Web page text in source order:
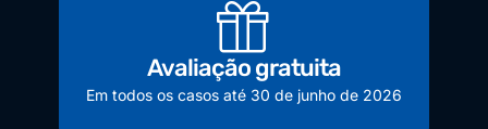
Avaliação gratuita
Em todos os casos até 30 de junho de 2026